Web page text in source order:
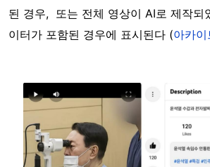
된 경우, 또는 전체 영상이 AI로 제작되
이터가 포함된 경우에 표시된다 (아카
Image